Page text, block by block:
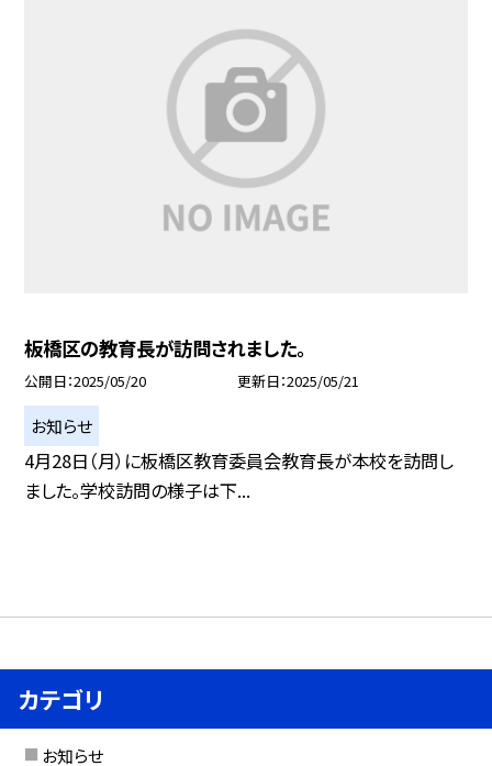
板橋区の教育長が訪問されました。
公開日 2025/05/20 更新日 2025/05/21
お知らせ
4月28日（月）に板橋区教育委員会教育長が本校を訪問し
ました。学校訪問の様子は下...
カテゴリ
お知らせ